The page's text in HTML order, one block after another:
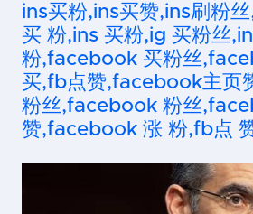
ins买粉,ins买赞,ins刷粉
买 粉,ins 买粉,ig 买粉丝
粉,facebook 买粉丝
买,fb点赞,facebook主页
粉丝,facebook 粉丝
赞,facebook 涨 粉,fb点